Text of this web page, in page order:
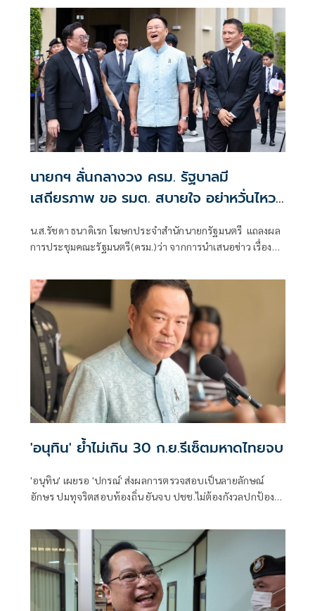
นายกฯ ลั่นกลางวง ครม. รัฐบาลมี
เสถียรภาพ ขอ รมต. สบายใจ อย่าหวั่นไหว
น.ส.รัชดา ธนาดิเรก โฆษกประจำสำนักนายกรัฐมนตรี แถลงผล
การประชุมคณะรัฐมนตรี(ครม.)ว่า จากการนำเสนอข่าว เรื่อง
ร่วมรัฐบาลและนายกฯไปแล้วว่า รัฐบาลนี้มีเสถียรภาพและ
ทำงานร่วมกันอย่างเต็มที่
'อนุทิน' ย้ำไม่เกิน 30 ก.ย.รีเซ็ตมหาดไทยจบ
'อนุทิน' เผยรอ 'ปกรณ์' ส่งผลการตรวจสอบเป็นลายลักษณ์
อักษร ปมทุจริตสอบท้องถิ่น ยันจบ ปชช.ไม่ต้องกังวลปกป้อง
เต้นได้ ชี้รีเซ็ต มท.จบใน ก.ย.นี้